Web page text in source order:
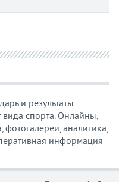
и результаты
спорта. Онлайны,
аналитика,
информация